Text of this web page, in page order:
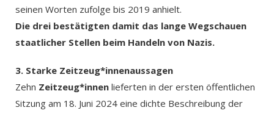
seinen Worten zufolge bis 2019 anhielt.
Die drei bestätigten damit das lange Wegschauen
staatlicher Stellen beim Handeln von Nazis.
3. Starke Zeitzeug*innenaussagen
Zehn Zeitzeug*innen lieferten in der ersten öffentlichen
Sitzung am 18. Juni 2024 eine dichte Beschreibung der